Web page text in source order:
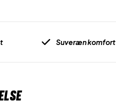
Suveræn komfort